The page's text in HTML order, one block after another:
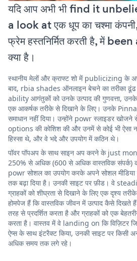
यदि आप अभी भी find it
a look at एक धूप का चश्मा
फ्रेम हस्तनिर्मित करती है, में
क्या है।
स्थानीय मेलों और क्राफ्ट शो में publicizing के
बाद, rbia shades ऑनलाइन बेचने का तरीका
ability आगंतुकों को उनके उत्पाद की गुणवत्ता, उनके
एक आकर्षक तरीके से दिखाने के लिए। उनके
समाधान नहीं दिया। उन्होंने powr स्लाइडर
options की कोशिश की और उनमें से कोई भी ऐसा
हिस्सा थे, और वे भद्दे और उपयोग में कठिन थे।
पॉवर पॉपअप के साथ साइन अप करने के just
250% से अधिक (600 से अधिक वास्तविक
powr सोशल का उपयोग करके अपने सोशल
तक बढ़ा दिया है। उनकी साइट पर फ़ीड। वे
ग्राहकों को शीघ्रता से दिखाने के लिए एक दृश्य
होमपेज हैं कि वास्तविक जीवन में उत्पाद कैसे दिखते
तरह से प्रदर्शित करता है और ग्राहकों को एक
करता है। वास्तव में वे landing on कि विज़िटर
ऐप्स के साथ इंटरैक्ट किया, उनकी साइट पर किसी
अधिक समय तक लगे रहे।